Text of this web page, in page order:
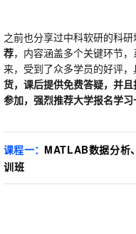
之前也分享过中科软研的科研
荐， 内容涵盖多个关键环节，
来，受到了众多学员的好评，
货，课后提供免费答疑，并
参加，强烈推荐大学报名学习
课程一： MATLAB数据分析
训班